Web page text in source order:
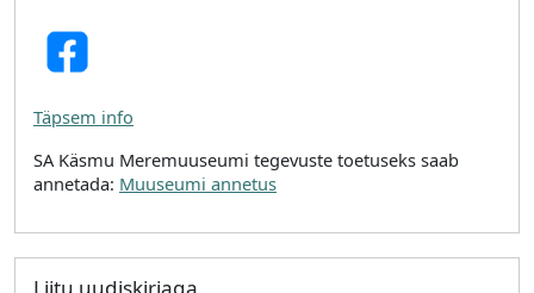
Täpsem info
SA Käsmu Meremuuseumi tegevuste toetuseks saab
annetada: Muuseumi annetus
Liitu uudiskirjaga